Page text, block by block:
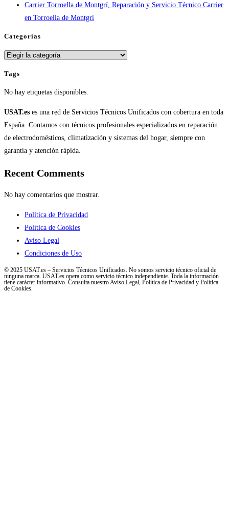
Carrier Torroella de Montgrí, Reparación y Servicio Técnico Carrier
en Torroella de Montgrí
Categorías
Categorías
Tags
No hay etiquetas disponibles.
USAT.es es una red de Servicios Técnicos Unificados con cobertura en toda
España. Contamos con técnicos profesionales especializados en reparación
de electrodomésticos, climatización y sistemas del hogar, siempre con
garantía y atención rápida.
Recent Comments
No hay comentarios que mostrar.
Política de Privacidad
Política de Cookies
Aviso Legal
Condiciones de Uso
© 2025 USAT.es – Servicios Técnicos Unificados. No somos servicio técnico oficial de
ninguna marca. USAT.es opera como servicio técnico independiente. Toda la información
tiene carácter informativo. Consulta nuestro Aviso Legal, Política de Privacidad y Política
de Cookies.